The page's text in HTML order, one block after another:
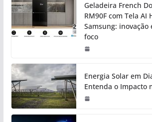
Geladeira French
RM90F com Tela AI
Samsung: inovação
foco
Energia Solar em
Entenda o Impacto